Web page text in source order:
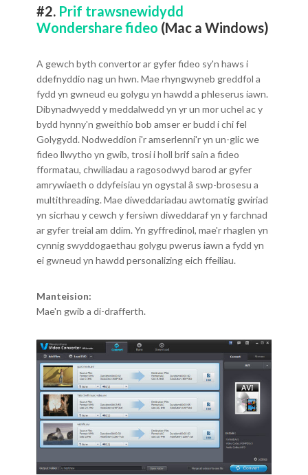
#2. Prif trawsnewidydd
Wondershare fideo (Mac a Windows)
A gewch byth convertor ar gyfer fideo sy'n haws i
ddefnyddio nag un hwn. Mae rhyngwyneb greddfol a
fydd yn gwneud eu golygu yn hawdd a phleserus iawn.
Dibynadwyedd y meddalwedd yn yr un mor uchel ac y
bydd hynny'n gweithio bob amser er budd i chi fel
Golygydd. Nodweddion i'r amserlenni'r yn un-glic we
fideo llwytho yn gwib, trosi i holl brif sain a fideo
fformatau, chwiliadau a ragosodwyd barod ar gyfer
amrywiaeth o ddyfeisiau yn ogystal â swp-brosesu a
multithreading. Mae diweddariadau awtomatig gwiriad
yn sicrhau y cewch y fersiwn diweddaraf yn y farchnad
ar gyfer treial am ddim. Yn gyffredinol, mae'r rhaglen yn
cynnig swyddogaethau golygu pwerus iawn a fydd yn
ei gwneud yn hawdd personalizing eich ffeiliau.
Manteision:
Mae'n gwib a di-drafferth.